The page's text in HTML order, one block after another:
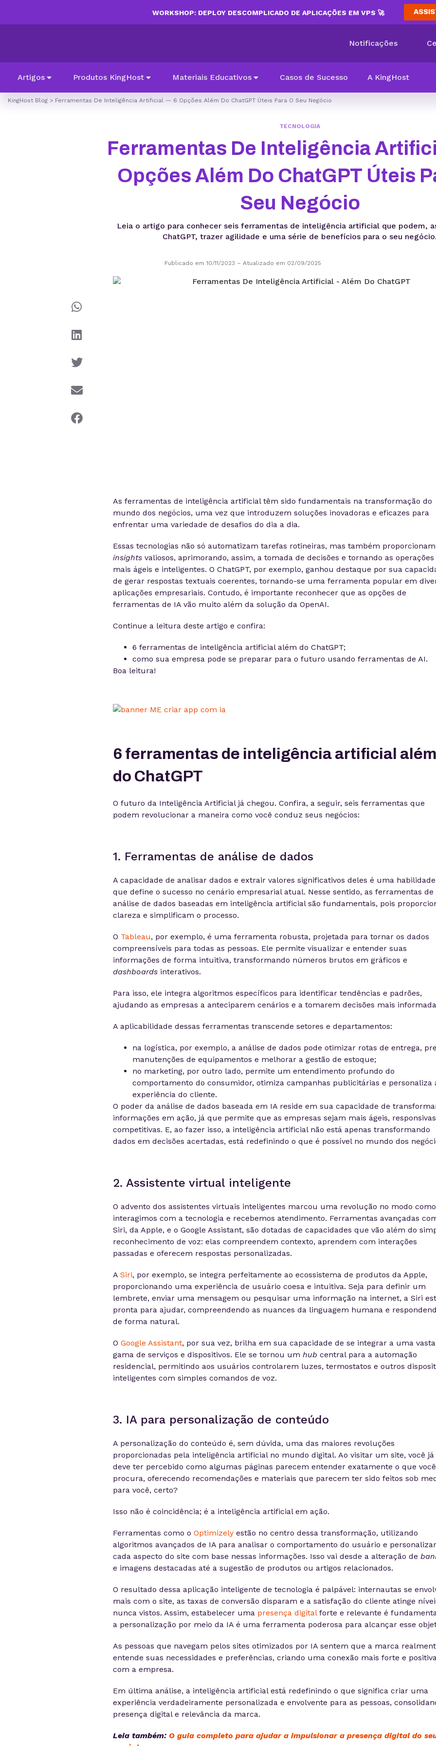
WORKSHOP: DEPLOY DESCOMPLICADO DE APLICAÇÕES EM VPS 🚀
Notificações
Artigos Produtos KingHost Materiais Educativos Casos de Sucesso A KingHost
KingHost Blog > Ferramentas De Inteligência Artificial — 6 Opções Além Do ChatGPT Úteis Para O Seu Negócio
TECNOLOGIA
Ferramentas De Inteligência
Opções Além Do ChatGPT Úteis
Seu Negócio
Leia o artigo para conhecer seis ferramentas de inteligência artificial que podem,
ChatGPT, trazer agilidade e uma série de benefícios para o seu negócio.
Publicado em 10/11/2023 – Atualizado em 02/09/2025
As ferramentas de inteligência artificial têm sido fundamentais na transformação do
mundo dos negócios, uma vez que introduzem soluções inovadoras e eficazes para
enfrentar uma variedade de desafios do dia a dia.
Essas tecnologias não só automatizam tarefas rotineiras, mas também proporcionam
insights valiosos, aprimorando, assim, a tomada de decisões e tornando as operações
mais ágeis e inteligentes. O ChatGPT, por exemplo, ganhou destaque por sua
de gerar respostas textuais coerentes, tornando-se uma ferramenta popular em
aplicações empresariais. Contudo, é importante reconhecer que as opções de
ferramentas de IA vão muito além da solução da OpenAI.
Continue a leitura deste artigo e confira:
6 ferramentas de inteligência artificial além do ChatGPT;
como sua empresa pode se preparar para o futuro usando ferramentas de AI.
Boa leitura!
6 ferramentas de inteligência artificial além
do ChatGPT
O futuro da Inteligência Artificial já chegou. Confira, a seguir, seis ferramentas que
podem revolucionar a maneira como você conduz seus negócios:
1. Ferramentas de análise de dados
A capacidade de analisar dados e extrair valores significativos deles é uma habilidade
que define o sucesso no cenário empresarial atual. Nesse sentido, as ferramentas de
análise de dados baseadas em inteligência artificial são fundamentais, pois
clareza e simplificam o processo.
O Tableau, por exemplo, é uma ferramenta robusta, projetada para tornar os dados
compreensíveis para todas as pessoas. Ele permite visualizar e entender suas
informações de forma intuitiva, transformando números brutos em gráficos e
dashboards interativos.
Para isso, ele integra algoritmos específicos para identificar tendências e padrões,
ajudando as empresas a anteciparem cenários e a tomarem decisões mais
A aplicabilidade dessas ferramentas transcende setores e departamentos:
na logística, por exemplo, a análise de dados pode otimizar rotas de entrega,
manutenções de equipamentos e melhorar a gestão de estoque;
no marketing, por outro lado, permite um entendimento profundo do
comportamento do consumidor, otimiza campanhas publicitárias e personaliza
experiência do cliente.
O poder da análise de dados baseada em IA reside em sua capacidade de
informações em ação, já que permite que as empresas sejam mais ágeis,
competitivas. E, ao fazer isso, a inteligência artificial não está apenas transformando
dados em decisões acertadas, está redefinindo o que é possível no mundo dos
2. Assistente virtual inteligente
O advento dos assistentes virtuais inteligentes marcou uma revolução no modo como
interagimos com a tecnologia e recebemos atendimento. Ferramentas avançadas
Siri, da Apple, e o Google Assistant, são dotadas de capacidades que vão além do
reconhecimento de voz: elas compreendem contexto, aprendem com interações
passadas e oferecem respostas personalizadas.
A Siri, por exemplo, se integra perfeitamente ao ecossistema de produtos da Apple,
proporcionando uma experiência de usuário coesa e intuitiva. Seja para definir um
lembrete, enviar uma mensagem ou pesquisar uma informação na internet, a Siri
pronta para ajudar, compreendendo as nuances da linguagem humana e
de forma natural.
O Google Assistant, por sua vez, brilha em sua capacidade de se integrar a uma vasta
gama de serviços e dispositivos. Ele se tornou um hub central para a automação
residencial, permitindo aos usuários controlarem luzes, termostatos e outros
inteligentes com simples comandos de voz.
3. IA para personalização de conteúdo
A personalização do conteúdo é, sem dúvida, uma das maiores revoluções
proporcionadas pela inteligência artificial no mundo digital. Ao visitar um site, você já
deve ter percebido como algumas páginas parecem entender exatamente o que você
procura, oferecendo recomendações e materiais que parecem ter sido feitos sob
para você, certo?
Isso não é coincidência; é a inteligência artificial em ação.
Ferramentas como o Optimizelyestão no centro dessa transformação, utilizando
algoritmos avançados de IA para analisar o comportamento do usuário e personalizar
cada aspecto do site com base nessas informações. Isso vai desde a alteração de
e imagens destacadas até a sugestão de produtos ou artigos relacionados.
O resultado dessa aplicação inteligente de tecnologia é palpável: internautas se
mais com o site, as taxas de conversão disparam e a satisfação do cliente atinge
nunca vistos. Assim, estabelecer uma presença digitalforte e relevante é
a personalização por meio da IA é uma ferramenta poderosa para alcançar esse
As pessoas que navegam pelos sites otimizados por IA sentem que a marca
entende suas necessidades e preferências, criando uma conexão mais forte e
com a empresa.
Em última análise, a inteligência artificial está redefinindo o que significa criar uma
experiência verdadeiramente personalizada e envolvente para as pessoas,
presença digital e relevância da marca.
Leia também: O guia completo para ajudar a impulsionar a presença digital do